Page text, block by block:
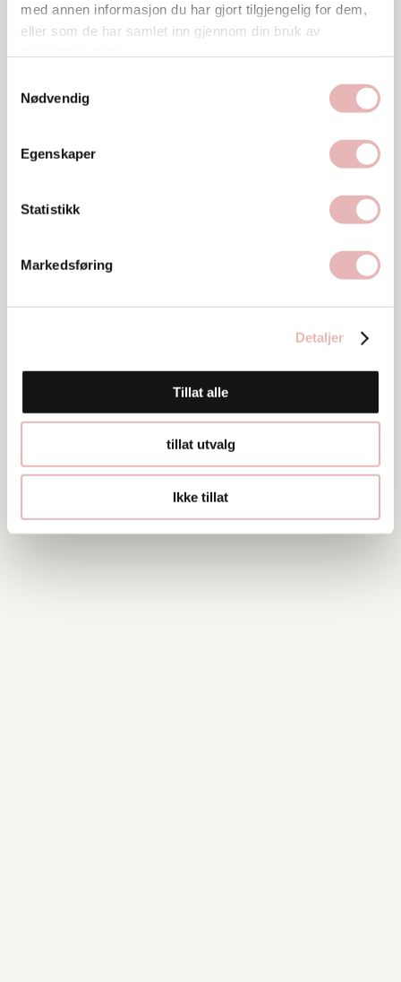
med annen informasjon du har gjort tilgjengelig for dem,
eller som de har samlet inn gjennom din bruk av
Nødvendig
Egenskaper
Statistikk
Markedsføring
Detaljer
Tillat alle
tillat utvalg
Ikke tillat
Tar BYENgavekortet
Arne Rettedals gate 14, 4008 STAVANGER
Besøk nettside
51502500